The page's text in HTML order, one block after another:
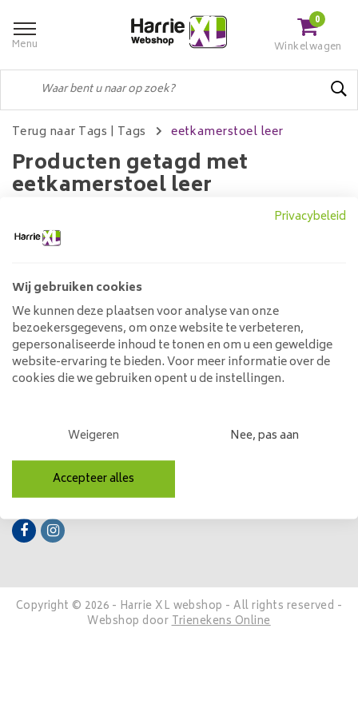
Menu
0
Winkelwagen
Terug naar Tags | Tags eetkamerstoel leer
Producten getagd met
eetkamerstoel leer
Geen producten gevonden!...
Klantenservice
Mijn account
Categorieën
Contactgegevens
Volg ons
Copyright © 2026 - Harrie XL webshop - All rights reserved -
Webshop doorTrienekens Online
Privacybeleid
Wij gebruiken cookies
We kunnen deze plaatsen voor analyse van onze
bezoekersgegevens, om onze website te verbeteren,
gepersonaliseerde inhoud te tonen en om u een geweldige
website-ervaring te bieden. Voor meer informatie over de
cookies die we gebruiken opent u de instellingen.
Weigeren Nee, pas aan
Accepteer alles